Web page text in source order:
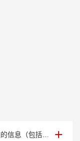
网页设计，是根据企业希望向浏览者传递的信息（包括产品、服务、理念、文化），进行网···